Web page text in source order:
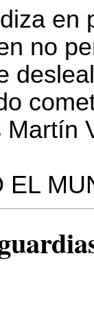
en
no
Martín
EL